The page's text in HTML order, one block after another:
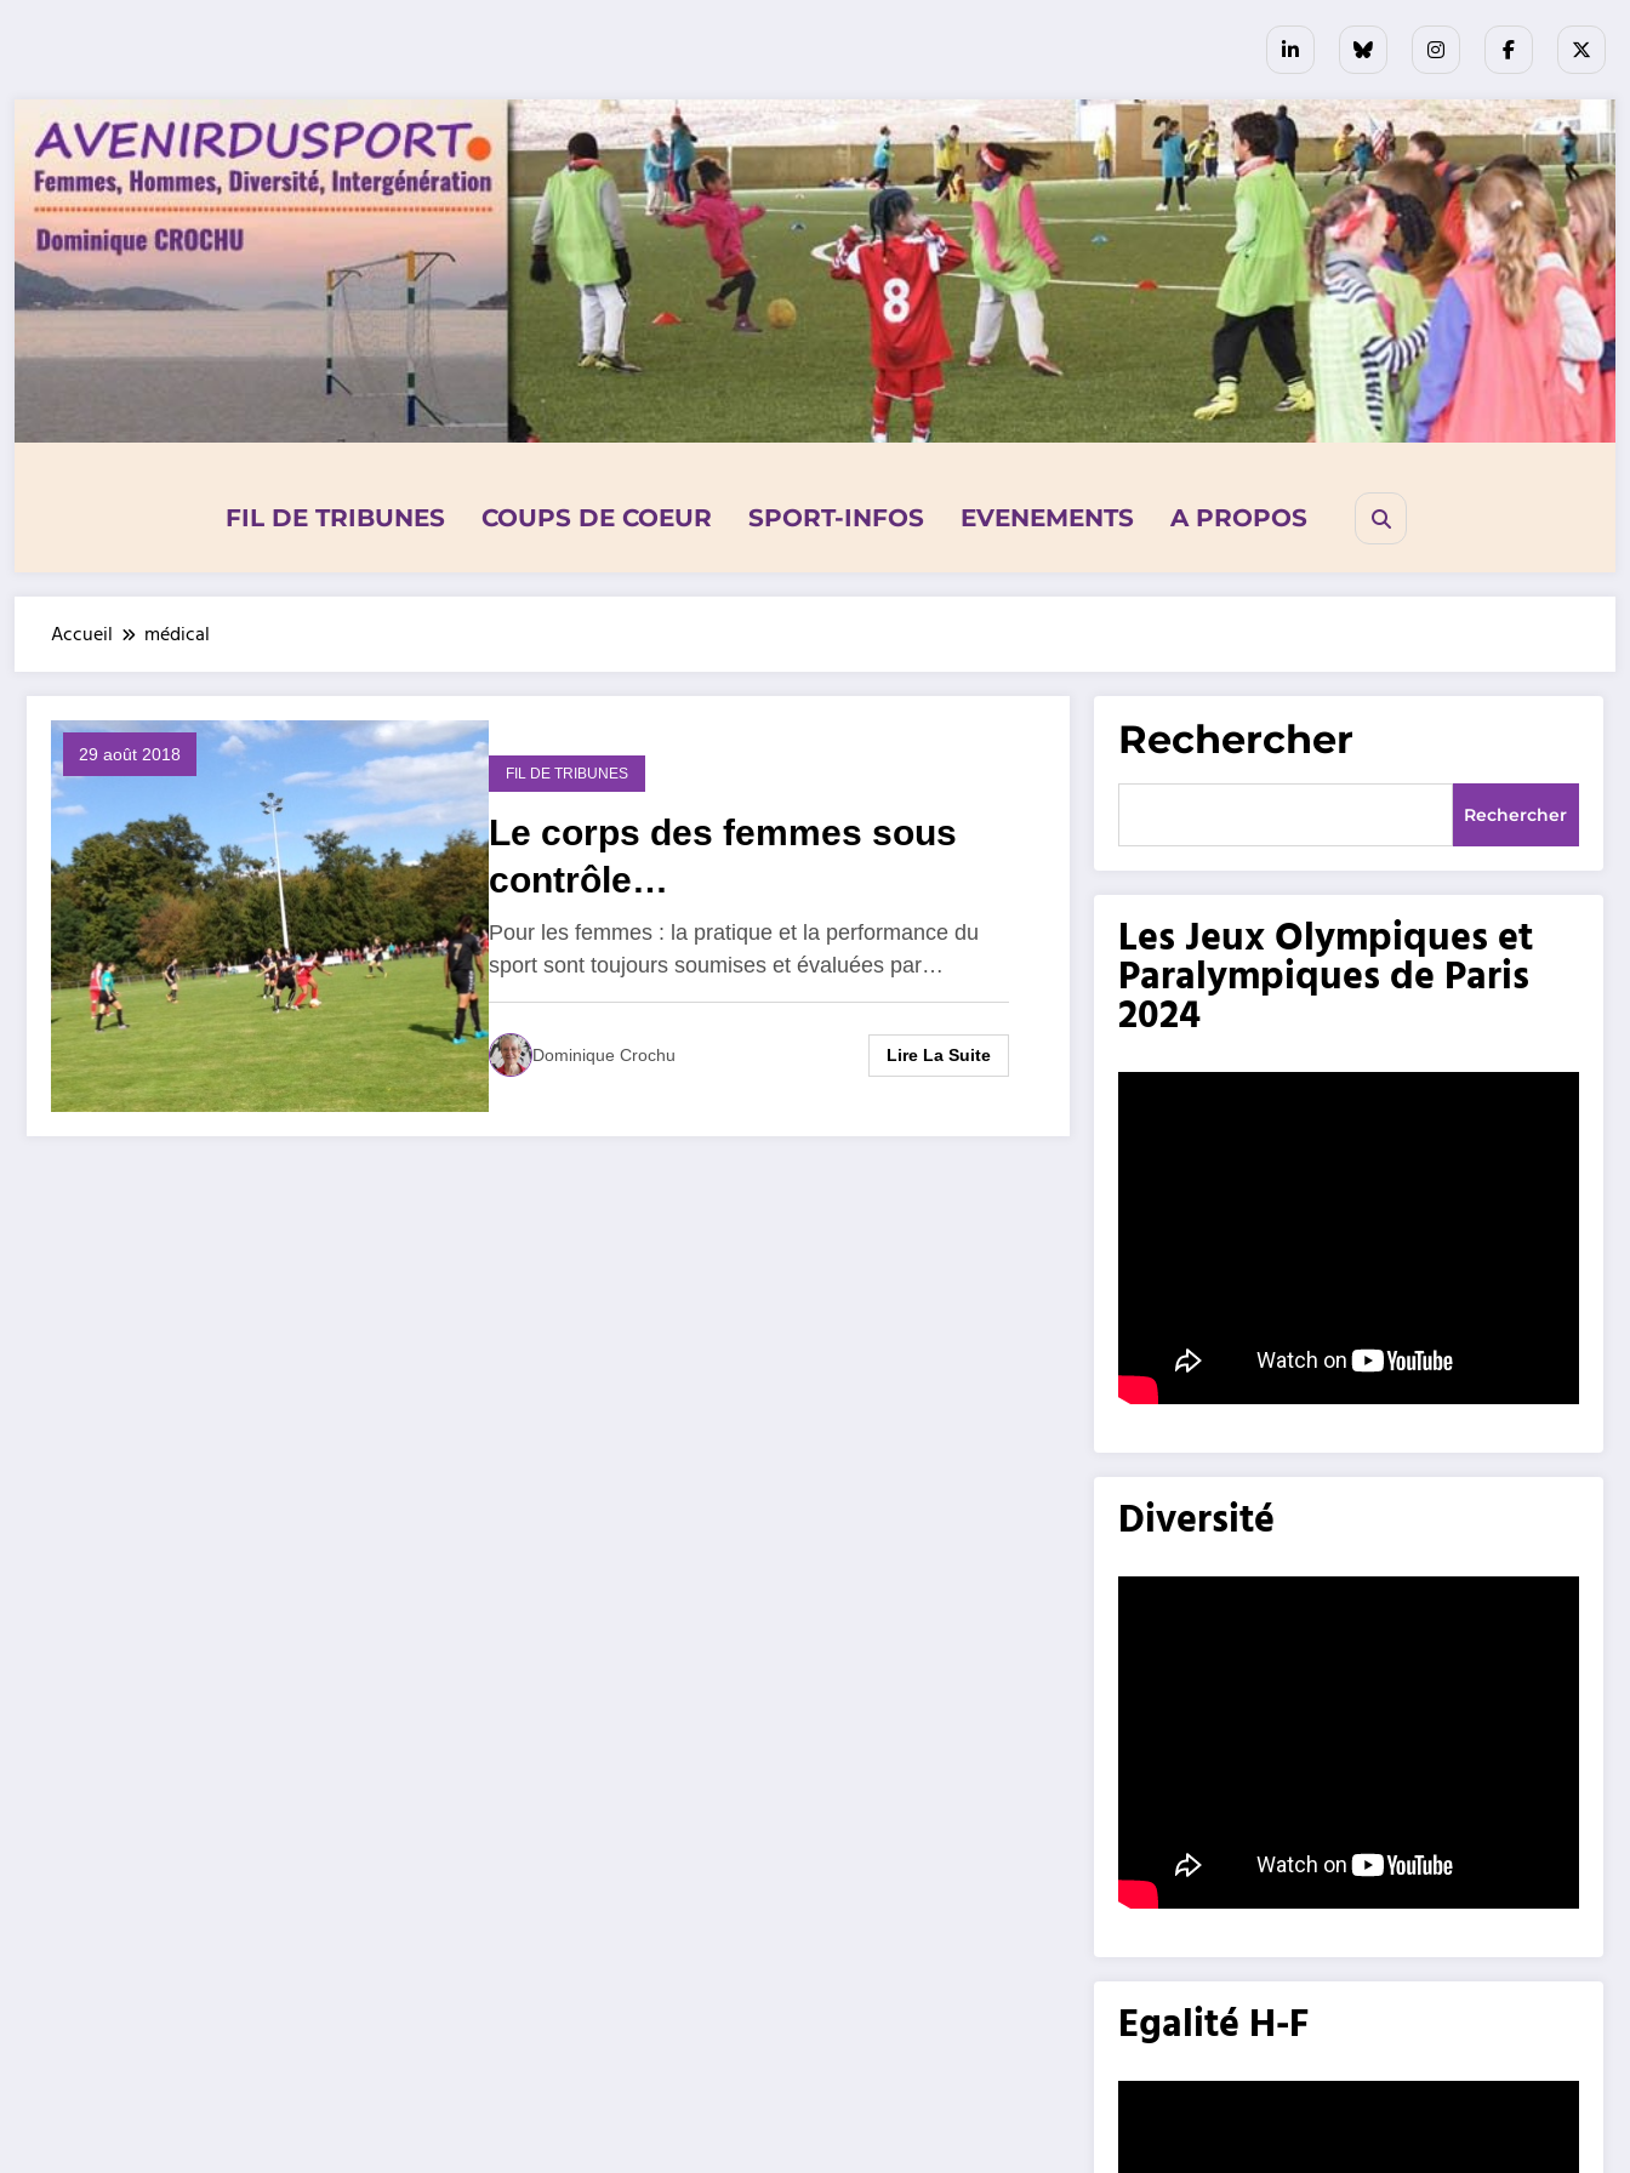
FIL DE TRIBUNES COUPS DE COEUR SPORT-INFOS EVENEMENTS A PROPOS
Accueil médical
29 août 2018
FIL DE TRIBUNES
Le corps des femmes sous
contrôle…
Pour les femmes : la pratique et la performance du
sport sont toujours soumises et évaluées par…
Dominique Crochu Lire La Suite
Rechercher
Rechercher
Les Jeux Olympiques et
Paralympiques de Paris
2024
Diversité
Egalité H-F